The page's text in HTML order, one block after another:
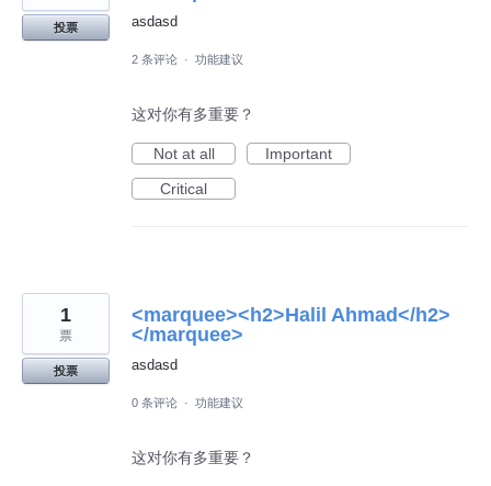
asdasd
投票
2 条评论 · 功能建议
这对你有多重要？
Not at all
Important
Critical
<marquee><h2>Halil Ahmad</h2>
</marquee>
asdasd
1
票
投票
0 条评论 · 功能建议
这对你有多重要？